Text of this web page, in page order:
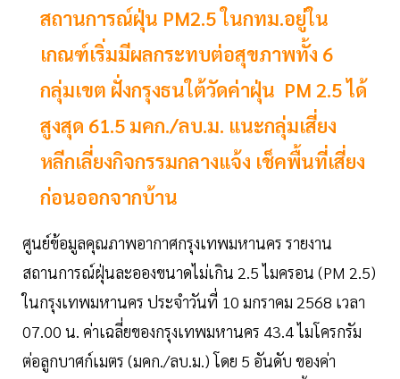
สถานการณ์ฝุ่น PM2.5 ในกทม.อยู่ใน
เกณฑ์เริ่มมีผลกระทบต่อสุขภาพทั้ง 6
กลุ่มเขต ฝั่งกรุงธนใต้วัดค่าฝุ่น PM 2.5 ได้
สูงสุด 61.5 มคก./ลบ.ม. แนะกลุ่มเสี่ยง
หลีกเลี่ยงกิจกรรมกลางแจ้ง เช็คพื้นที่เสี่ยง
ก่อนออกจากบ้าน
ศูนย์ข้อมูลคุณภาพอากาศกรุงเทพมหานคร รายงาน
สถานการณ์ฝุ่นละอองขนาดไม่เกิน 2.5 ไมครอน (PM 2.5)
ในกรุงเทพมหานคร ประจำวันที่ 10 มกราคม 2568 เวลา
07.00 น. ค่าเฉลี่ยของกรุงเทพมหานคร 43.4 ไมโครกรัม
ต่อลูกบาศก์เมตร (มคก./ลบ.ม.) โดย 5 อันดับ ของค่า